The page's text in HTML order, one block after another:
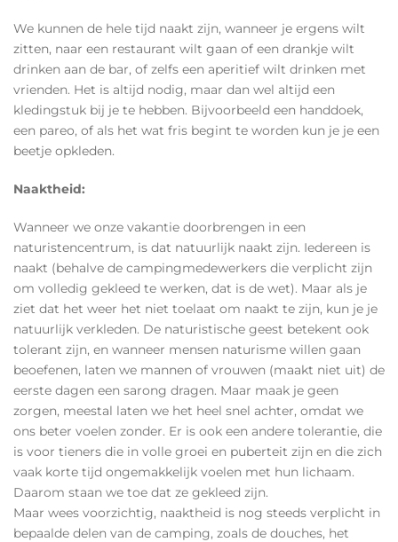
We kunnen de hele tijd naakt zijn, wanneer je ergens wilt
zitten, naar een restaurant wilt gaan of een drankje wilt
drinken aan de bar, of zelfs een aperitief wilt drinken met
vrienden. Het is altijd nodig, maar dan wel altijd een
kledingstuk bij je te hebben. Bijvoorbeeld een handdoek,
een pareo, of als het wat fris begint te worden kun je je een
beetje opkleden.
Naaktheid:
Wanneer we onze vakantie doorbrengen in een
naturistencentrum, is dat natuurlijk naakt zijn. Iedereen is
naakt (behalve de campingmedewerkers die verplicht zijn
om volledig gekleed te werken, dat is de wet). Maar als je
ziet dat het weer het niet toelaat om naakt te zijn, kun je je
natuurlijk verkleden. De naturistische geest betekent ook
tolerant zijn, en wanneer mensen naturisme willen gaan
beoefenen, laten we mannen of vrouwen (maakt niet uit) de
eerste dagen een sarong dragen. Maar maak je geen
zorgen, meestal laten we het heel snel achter, omdat we
ons beter voelen zonder. Er is ook een andere tolerantie, die
is voor tieners die in volle groei en puberteit zijn en die zich
vaak korte tijd ongemakkelijk voelen met hun lichaam.
Daarom staan ​​we toe dat ze gekleed zijn.
Maar wees voorzichtig, naaktheid is nog steeds verplicht in
bepaalde delen van de camping, zoals de douches, het